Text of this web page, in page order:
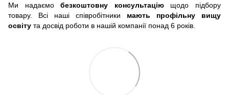
Ми надаємобезкоштовну консультаціющодо підбору
товару. Всі наші співробітники мають профільну вищу
освіту та досвід роботи в нашій компанії понад 6 років.